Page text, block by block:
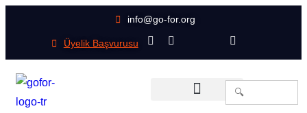
info@go-for.org
Üyelik Başvurusu
Search
for: